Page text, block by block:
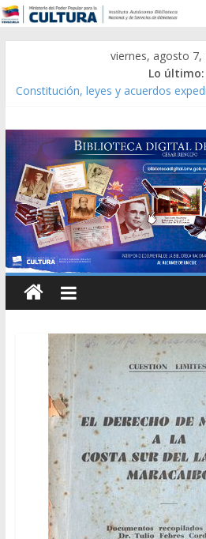
viernes, agosto 7,
Lo último:
Constitución, leyes y acuerdos
Modesta Bor Sánchez [material
Gaceta Oficial de la República de
Caracas 09 de marzo de 2006 N°
Catálogo temático de obras de